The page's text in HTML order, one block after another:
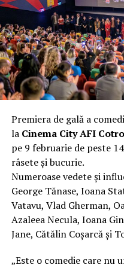
încât nu a mai putut fi
fier vechi a doua zi. Asta
vorbim despre preferințe
funcționalitate reală.
Aluminiul, pe
rezistent la
nuanțe
Aluminiul e materialul
când cineva caută un
Densitatea aluminiului e
de circa 7,8 g/cm³
identic, aluminiul
oțelului. Pentru oricine
demontează frecvent o
simte enorm.
Premiera de gală a
la Cinema City AFI
pe 9 februarie de peste
râsete și bucurie.
Numeroase vedete și
George Tănase, Ioana
Vatavu, Vlad Gherman,
Azaleea Necula, Ioana
Jane, Cătălin Coșarcă și
„Este o comedie care